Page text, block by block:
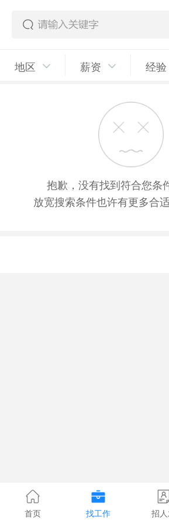
地区 薪资 经验
抱歉，没有找到符合您条
放宽搜索条件也许有更多合
首页 找工作 招